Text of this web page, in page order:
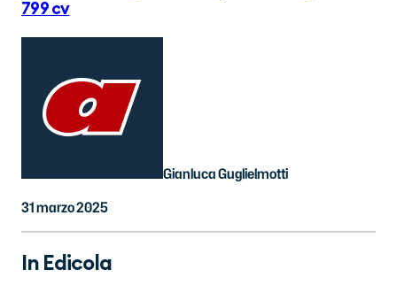
799 cv
Gianluca Guglielmotti
31 marzo 2025
In Edicola